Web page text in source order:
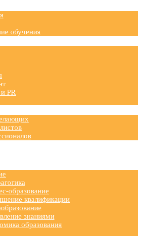
обучения
PR
образование
квалификации
знаниями
образования